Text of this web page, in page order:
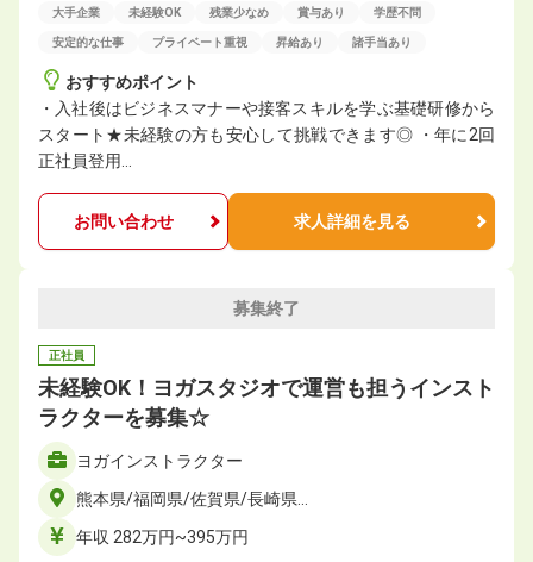
大手企業 未経験OK 残業少なめ 賞与あり 学歴不問
安定的な仕事 プライベート重視 昇給あり 諸手当あり
おすすめポイント
・入社後はビジネスマナーや接客スキルを学ぶ基礎研修から
スタート★未経験の方も安心して挑戦できます◎ ・年に2回
正社員登⽤…
お問い合わせ 求人詳細を見る
募集終了
正社員
未経験OK！ヨガスタジオで運営も担うインスト
ラクターを募集☆
ヨガインストラクター
熊本県/福岡県/佐賀県/長崎県…
年収 282万円~395万円